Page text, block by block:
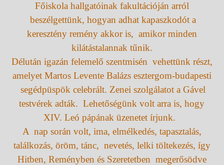
Főiskola hallgatóinak fakultációján arról
beszélgettünk, hogyan adhat kapaszkodót a
keresztény remény akkor is, amikor minden
kilátástalannak tűnik.
Délután igazán felemelő szentmisén vehettünk részt,
amelyet Martos Levente Balázs esztergom-budapesti
segédpüspök celebrált. Zenei szolgálatot a Gável
testvérek adták. Lehetőségünk volt arra is, hogy
XIV. Leó pápának üzenetet írjunk.
A nap során volt, ima, elmélkedés, tapasztalás,
találkozás, öröm, tánc, nevetés, lelki töltekezés, így
Hitben, Reményben és Szeretetben megerősödve